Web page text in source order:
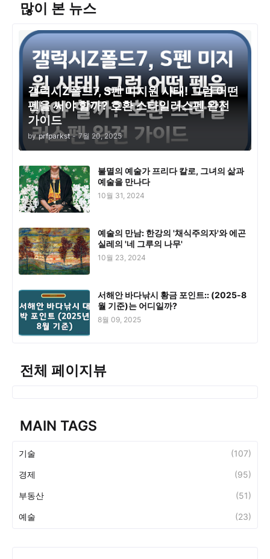
많이 본 뉴스
갤럭시Z폴드7, S펜 미지원 사태! 그럼 어떤
펜을 써야 할까? 호환 스타일러스펜 완전
가이드
by prfparkst - 7월 20, 2025
불멸의 예술가 프리다 칼로, 그녀의 삶과
예술을 만나다
10월 31, 2024
예술의 만남: 한강의 '채식주의자'와 에곤
실레의 '네 그루의 나무'
10월 23, 2024
서해안 바다낚시 황금 포인트:: (2025-8
월 기준)는 어디일까?
8월 09, 2025
전체 페이지뷰
MAIN TAGS
기술 (107)
경제 (95)
부동산 (51)
예술 (23)